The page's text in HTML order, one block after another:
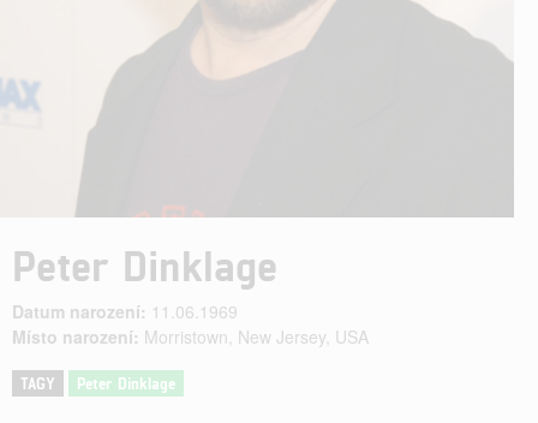
Peter Dinklage
Datum narození: 11.06.1969
Místo narození: Morristown, New Jersey, USA
TAGY Peter Dinklage